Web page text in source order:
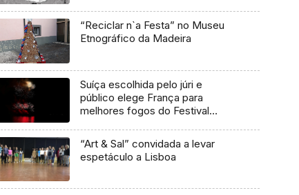
“Reciclar n`a Festa” no Museu
Etnográfico da Madeira
Suíça escolhida pelo júri e
público elege França para
melhores fogos do Festival
“Art & Sal” convidada a levar
espetáculo a Lisboa